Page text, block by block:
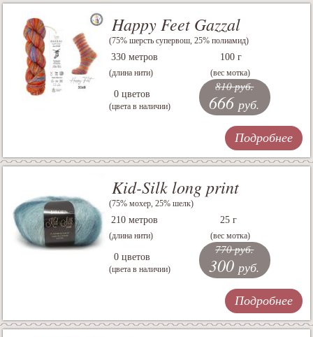
Happy Feet Gazzal
(75% шерсть супервош, 25% полиамид)
330 метров
(длина нити)
100 г
(вес мотка)
0 цветов
(цвета в наличии)
810 руб.
666 руб.
Подробнее
Kid-Silk long print
(75% мохер, 25% шелк)
210 метров
(длина нити)
25 г
(вес мотка)
0 цветов
(цвета в наличии)
770 руб.
300 руб.
Подробнее